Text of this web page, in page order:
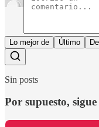
Lo mejor de Último
Sin posts
Por supuesto,